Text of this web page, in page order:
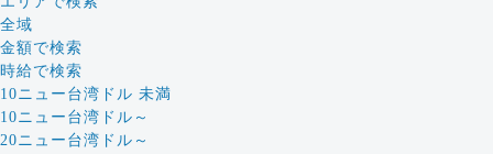
全域
金額で検索
時給で検索
10ニュー台湾ドル 未満
10ニュー台湾ドル～
20ニュー台湾ドル～